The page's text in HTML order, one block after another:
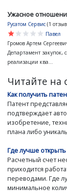
Ужасное
Русатом Сервис (1
star
star
star
star
star
Павел
Громов Артем
Департамент закупок,
реализации ква...
Читайте на
Как получить
Патент
подтверждает
изобретение,
плана либо
Где лучше
Расчетный счет
приходится
переводами. Где
минимальное